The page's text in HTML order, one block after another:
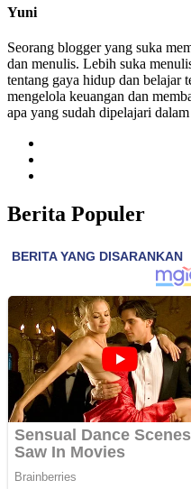
Yuni
Seorang blogger yang suka
dan menulis. Lebih suka
tentang gaya hidup dan belajar
mengelola keuangan dan
apa yang sudah dipelajari
Berita Populer